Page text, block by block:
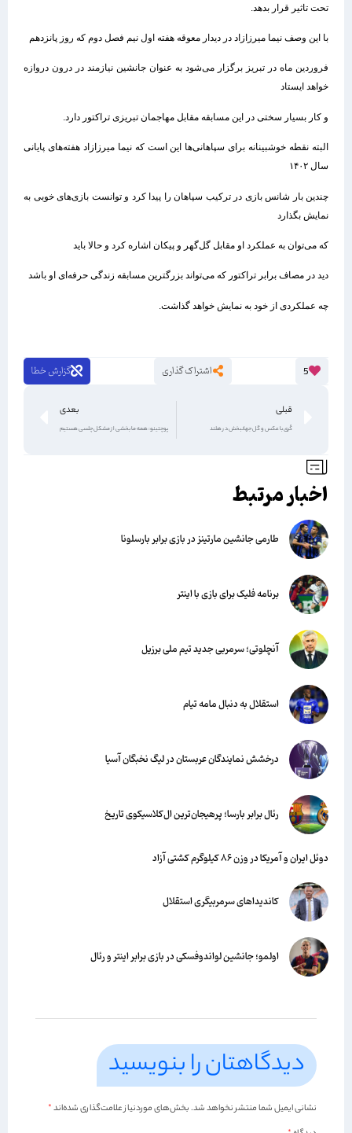
تحت تاثیر قرار بدهد.
با این وصف نیما میرزازاد در دیدار معوقه هفته اول نیم فصل دوم که روز پانزدهم
فروردین ماه در تبریز برگزار می‌شود به عنوان جانشین نیازمند در درون دروازه
خواهد ایستاد
و کار بسیار سختی در این مسابقه مقابل مهاجمان تبریزی تراکتور دارد.
البته نقطه خوشبینانه برای سپاهانی‌ها این است که نیما میرزازاد هفته‌های پایانی
سال ۱۴۰۲
چندین بار شانس بازی در ترکیب سپاهان را پیدا کرد و توانست بازی‌های خوبی به
نمایش بگذارد
که می‌توان به عملکرد او مقابل گل‌گهر و پیکان اشاره کرد و حالا باید
دید در مصاف برابر تراکتور که می‌تواند بزرگترین مسابقه زندگی حرفه‌ای او باشد
چه عملکردی از خود به نمایش خواهد گذاشت.
5 اشتراک گذاری گزارش خطا
قبلی
کُری با عکس و گل جهانبخش در هلند
بعدی
پوچتینو: همه ما بخشی از مشکل چلسی هستیم
اخبار مرتبط
طارمی جانشین مارتینز در بازی برابر بارسلونا
برنامه فلیک برای بازی با اینتر
آنچلوتی؛ سرمربی جدید تیم ملی برزیل
استقلال به دنبال مامه تیام
درخشش نمایندگان عربستان در لیگ نخبگان آسیا
رئال برابر بارسا؛ پرهیجان‌‌ترین ال‌کلاسیکوی تاریخ
دوئل ایران و آمریکا در وزن ۸۶ کیلوگرم کشتی آزاد
کاندیداهای سرمربیگری استقلال
اولمو؛ جانشین لواندوفسکی در بازی برابر اینتر و رئال
دیدگاهتان را بنویسید
نشانی ایمیل شما منتشر نخواهد شد.بخش‌های موردنیاز علامت‌گذاری شده‌اند*